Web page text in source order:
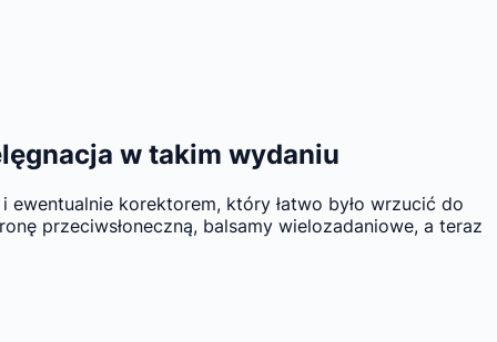
w takim wydaniu
korektorem, który łatwo było wrzucić do
przeciwsłoneczną, balsamy wielozadaniowe, a teraz